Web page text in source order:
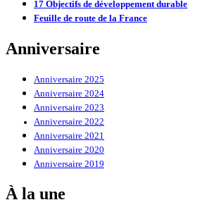
17 Objectifs de développement durable
Feuille de route de la France
Anniversaire
Anniversaire 2025
Anniversaire 2024
Anniversaire 2023
Anniversaire 2022
Anniversaire 2021
Anniversaire 2020
Anniversaire 2019
À la une